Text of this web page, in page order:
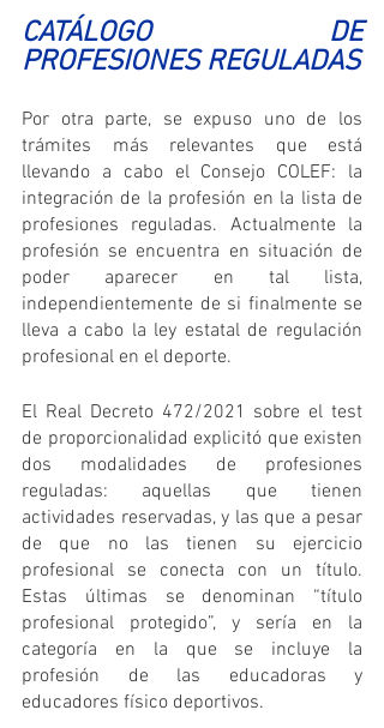
CATÁLOGO DE
PROFESIONES REGULADAS
Por otra parte, se expuso uno de los
trámites más relevantes que está
llevando a cabo el Consejo COLEF: la
integración de la profesión en la lista de
profesiones reguladas. Actualmente la
profesión se encuentra en situación de
poder aparecer en tal lista,
independientemente de si finalmente se
lleva a cabo la ley estatal de regulación
profesional en el deporte.
El Real Decreto 472/2021 sobre el test
de proporcionalidad explicitó que existen
dos modalidades de profesiones
reguladas: aquellas que tienen
actividades reservadas, y las que a pesar
de que no las tienen su ejercicio
profesional se conecta con un título.
Estas últimas se denominan “título
profesional protegido”, y sería en la
categoría en la que se incluye la
profesión de las educadoras y
educadores físico deportivos.